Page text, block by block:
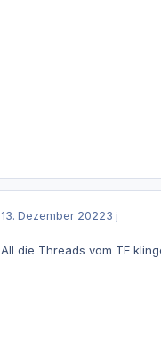
13. Dezember 20223 j
All die Threads vom TE